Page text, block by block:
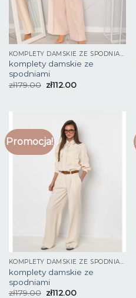
KOMPLETY DAMSKIE ZE SPODNIAMI
komplety damskie ze
spodniami
zł179.00 zł112.00
Promocja!
KOMPLETY DAMSKIE ZE SPODNIAMI
komplety damskie ze
spodniami
zł179.00 zł112.00